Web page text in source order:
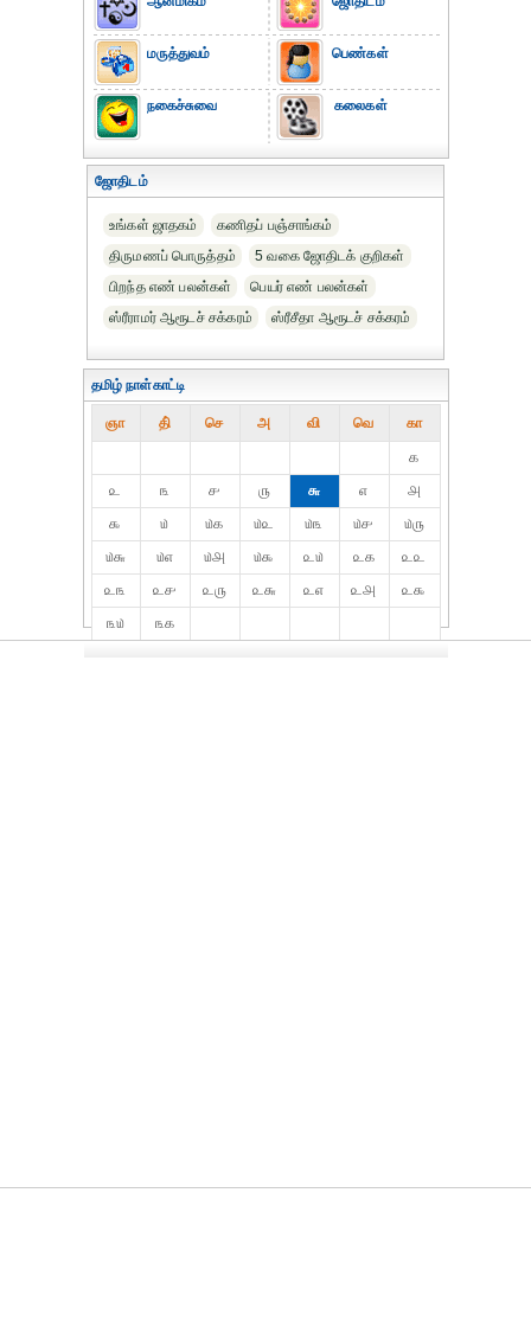
மருத்துவம்
நகைச்சுவை
பெண்கள்
கலைகள்
ஜோதிடம்
உங்கள் ஜாதகம்
கணிதப் பஞ்சாங்கம்
திருமணப் பொருத்தம்
5 வகை ஜோதிடக் குறிகள்
பிறந்த எண் பலன்கள்
பெயர் எண் பலன்கள்
ஸ்ரீராமர் ஆரூடச் சக்கரம்
ஸ்ரீசீதா ஆரூடச் சக்கரம்
தமிழ் நாள்காட்டி
ஞா தி் செ அ வி வெ கா
௧
௨
௩ ௪ ௫ ௬ ௭
௮
௯
௰ ௰௧ ௰௨ ௰௩ ௰௪
௰௫
௰௬
௰௭ ௰௮ ௰௯ ௨௰ ௨௧
௨௨
௨௩
௨௪ ௨௫ ௨௬ ௨௭ ௨௮
௨௯
௩௰
௩௧